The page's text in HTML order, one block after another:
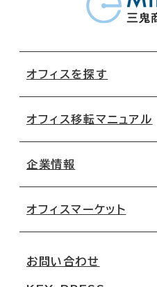
オフィスを探す
地図から探す
路線・駅から探す
オフィス移転マニュアル
移転コストシミュレーション
移転スケジュール
オフィス移転Q&A
企業情報
オフィスマーケット
お問い合わせ